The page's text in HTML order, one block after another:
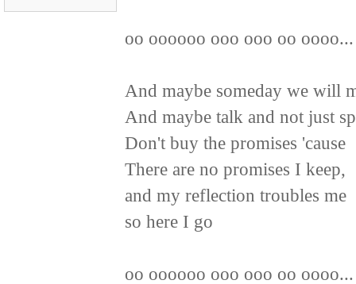
oo oooooo ooo ooo oo oooo...
And maybe someday we will
And maybe talk and not just
Don't buy the promises 'cause
There are no promises I keep,
and my reflection troubles me
so here I go
oo oooooo ooo ooo oo oooo...